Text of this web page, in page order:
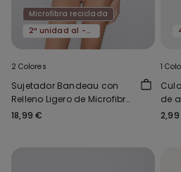
Microfibra reciclada
2ª unidad al -50%
2 Colores
Sujetador Bandeau con
Relleno Ligero de Microfibra
Reciclada Full Coverage
18,99 €
1
de